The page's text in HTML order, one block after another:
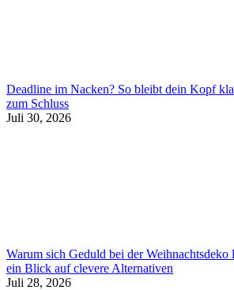
Deadline im Nacken? So bleibt dein Kopf
zum Schluss
Juli 30, 2026
Warum sich Geduld bei der Weihnachtsdeko
ein Blick auf clevere Alternativen
Juli 28, 2026